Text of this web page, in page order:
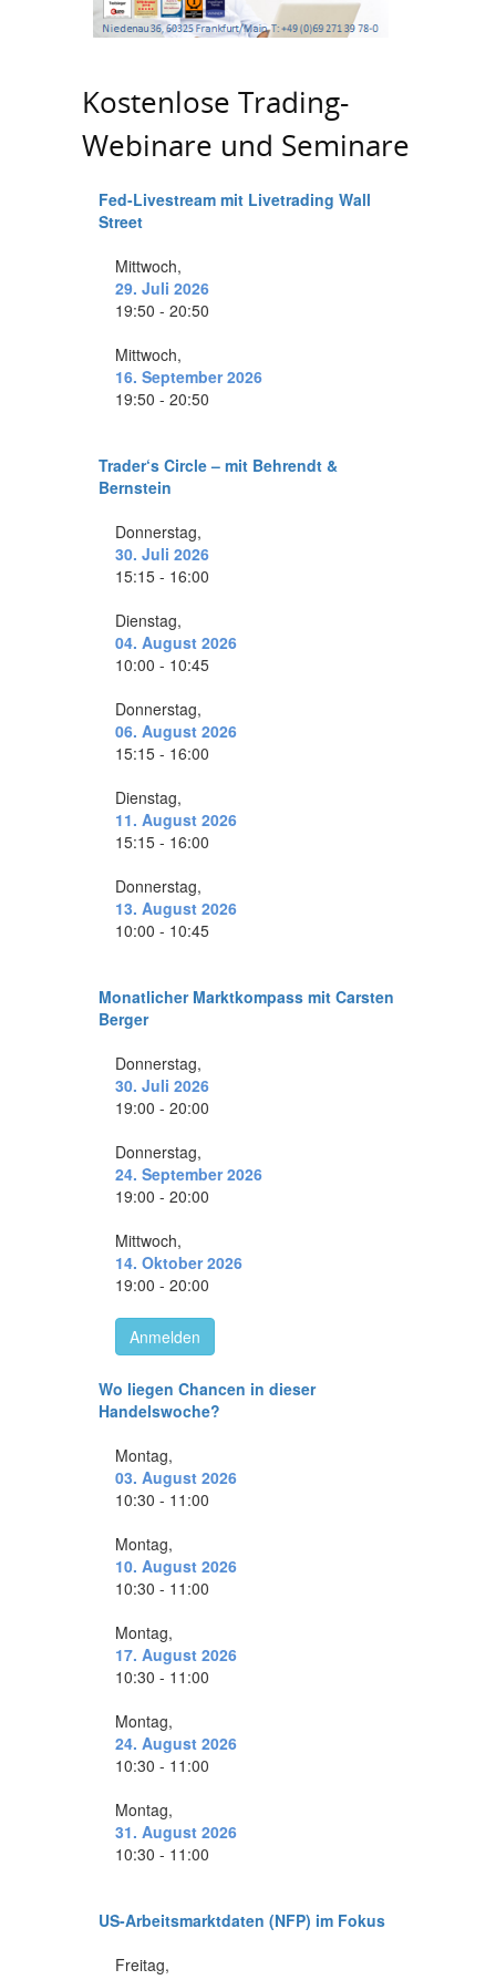
Kostenlose Trading-
Webinare und Seminare